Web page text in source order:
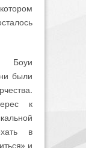
Боуи
были
к
в
и